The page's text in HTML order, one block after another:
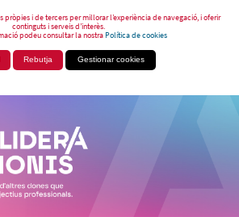
pròpies i de tercers per millorar l’experiència de navegació, i oferir
continguts i serveis d’interès.
podeu consultar la nostraPolítica de cookies
Rebutja Gestionar cookies